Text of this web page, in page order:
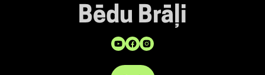
Bēdu Brāļi